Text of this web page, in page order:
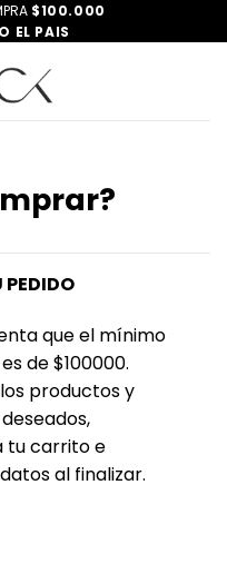
$100.000
EL PAIS
PEDIDO
que el mínimo
de $100000.
productos y
tu carrito e
al finalizar.